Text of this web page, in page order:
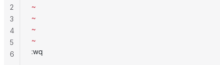
~
~
~
~
:wq
2
3
4
5
6